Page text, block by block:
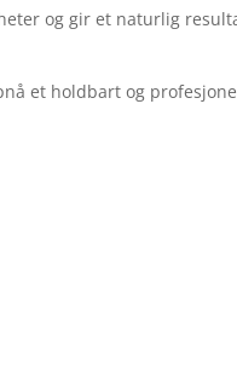
og gir et naturlig
et holdbart og